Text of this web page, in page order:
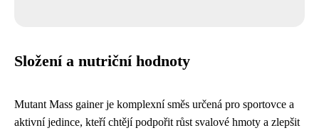
Složení a nutriční hodnoty
Mutant Mass gainer je komplexní směs určená pro sportovce a
aktivní jedince, kteří chtějí podpořit růst svalové hmoty a zlepšit